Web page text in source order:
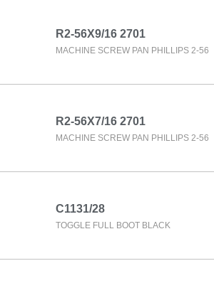
R2-56X9/16 2701
MACHINE SCREW PAN PHILLIPS 2-56
R2-56X7/16 2701
MACHINE SCREW PAN PHILLIPS 2-56
C1131/28
TOGGLE FULL BOOT BLACK